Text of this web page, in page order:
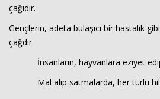
çağıdır.
Gençlerin, adeta bulaşıcı bir hastalık
çağdır.
İnsanların, hayvanlara eziyet edip
Mal alıp satmalarda, her türlü